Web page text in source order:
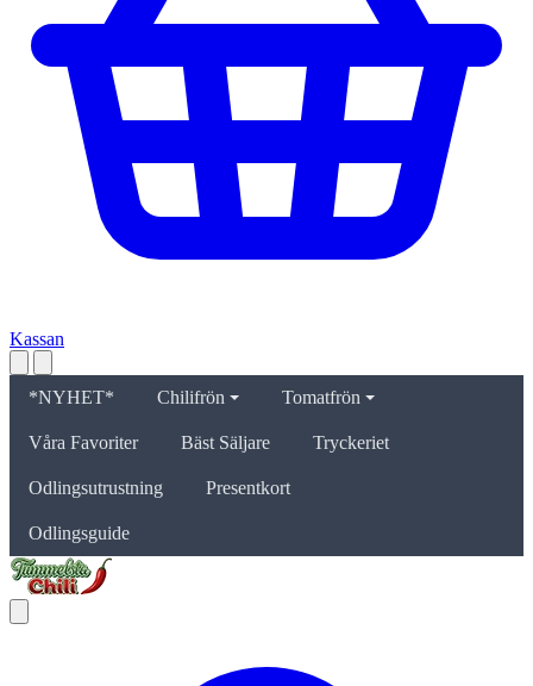
Kassan
*NYHET* Chilifrön Tomatfrön
Våra Favoriter Bäst Säljare Tryckeriet
Odlingsutrustning Presentkort
Odlingsguide